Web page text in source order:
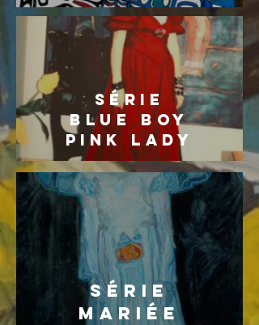
série
bLUE bOY
pINK lADY
sériE
mariée